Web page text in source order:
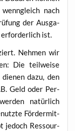
nach
der Aus­ga­
erfor­der­lich ist.
Neh­men wir
Die teil­wei­se
dazu, den
Geld oder Per­
natür­lich
För­der­mit­
jedoch Res­sour­